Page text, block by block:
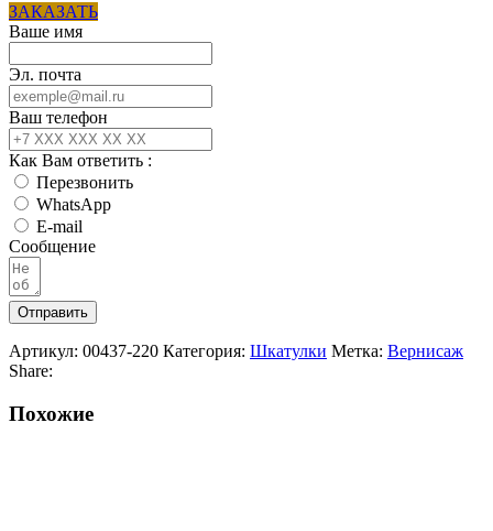
ЗАКАЗАТЬ
Ваше имя
Эл. почта
Ваш телефон
Как Вам ответить :
Перезвонить
WhatsApp
E-mail
Сообщение
Отправить
Артикул: 00437-220 Категория: Шкатулки Метка: Вернисаж
Share:
Похожие